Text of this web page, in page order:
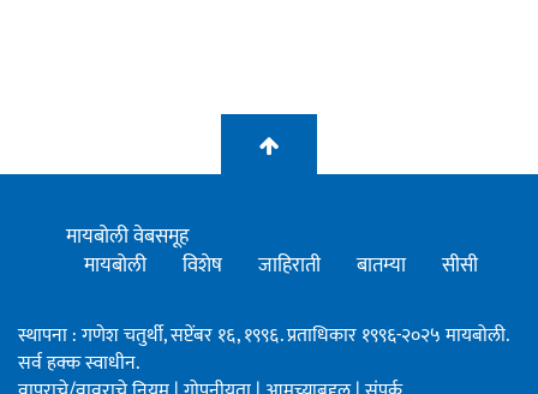
मायबोली वेबसमूह
मायबोली
विशेष जाहिराती बातम्या सीसी
स्थापना : गणेश चतुर्थी, सप्टेंबर १६, १९९६. प्रताधिकार १९९६-२०२५ मायबोली.
सर्व हक्क स्वाधीन.